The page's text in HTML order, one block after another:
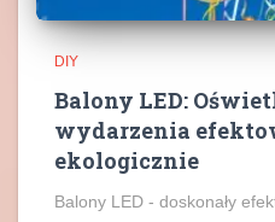
DIY
Balony LED:
wydarzenia
ekologicznie
Balony LED - doskonały